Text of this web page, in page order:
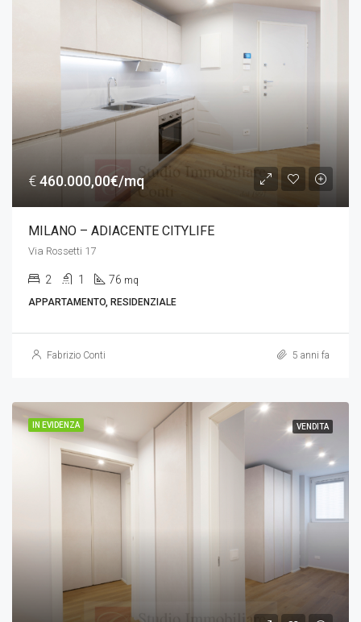
€460.000,00€/mq
MILANO – ADIACENTE CITYLIFE
Via Rossetti 17
2 1 76 mq
APPARTAMENTO, RESIDENZIALE
Fabrizio Conti 5 anni fa
IN EVIDENZA VENDITA